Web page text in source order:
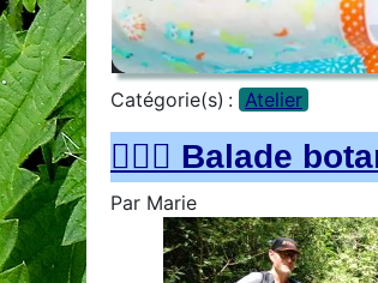
Catégorie(s) : Atelier
🚶🏻‍♀️ Balade
Par Marie